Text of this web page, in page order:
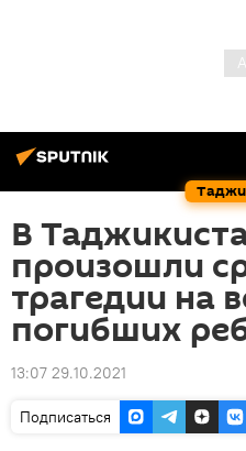
В
произошли
трагедии на
погибших
13:07 29.10.2021
Подписаться